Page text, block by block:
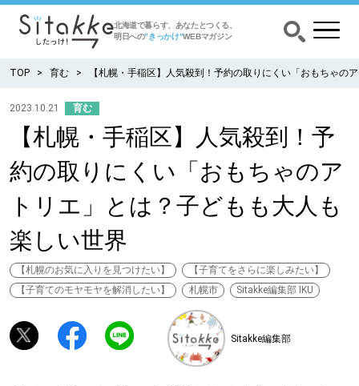
北海道で暮らす、あなたとつくる、
明日への”きっかけ”WEBマガジン
CATEGORY カテゴリー
食べる
暮らす
TOP 育む 【札幌・手稲区】人気殺到！予約の取りにくい「おもちゃの
2023.10.21 育む
【札幌・手稲区】人気殺到！予
約の取りにくい「おもちゃのア
トリエ」とは？子どもも大人も
楽しい世界
【札幌のお気に入りを見つけたい】
【子育てをさらに楽しみたい】
【子育てのモヤモヤを解消したい】
札幌市 Sitakke編集部 IKU
Sitakke編集部